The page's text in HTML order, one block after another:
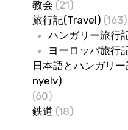
教会 (21)
旅行記(Travel) (163)
ハンガリー旅行
ヨーロッパ旅行
日本語とハンガリ
nyelv)
(60)
鉄道 (18)